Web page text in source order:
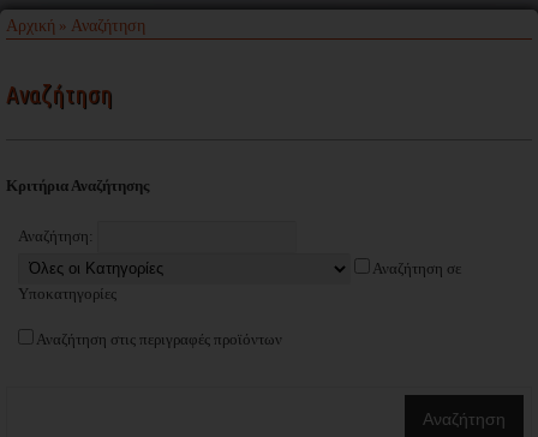
Αρχική » Αναζήτηση
Αναζήτηση
Κριτήρια Αναζήτησης
Αναζήτηση:
Αναζήτηση σε
Υποκατηγορίες
Αναζήτηση στις περιγραφές προϊόντων